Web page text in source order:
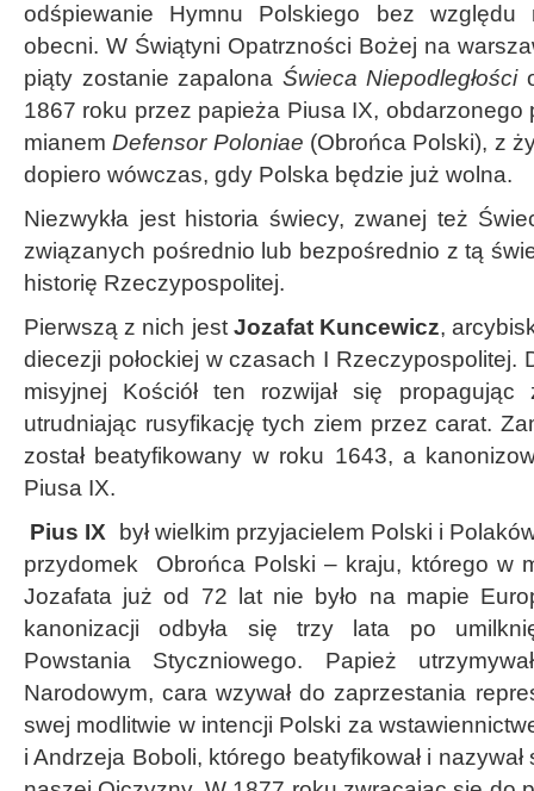
odśpiewanie Hymnu Polskiego bez
obecni. W Świątyni Opatrzności Bożej na
piąty zostanie zapalona Świeca Niepodległości
1867 roku przez papieża Piusa IX,
mianemDefensor Poloniae (Obrońca Polski), z
dopiero wówczas, gdy Polska będzie już wolna.
Niezwykła jest historia świecy, zwanej też
związanych pośrednio lub bezpośrednio z tą
historię Rzeczypospolitej.
Pierwszą z nich jest Jozafat Kuncewicz,
diecezji połockiej w czasach I Rzeczypospolitej.
misyjnej Kościół ten rozwijał się
utrudniając rusyfikację tych ziem przez carat.
został beatyfikowany w roku 1643, a
Piusa IX.
Pius IX
był wielkim przyjacielem Polski i
przydomek Obrońca Polski – kraju, którego w
Jozafata już od 72 lat nie było na mapie
kanonizacji odbyła się trzy lata po
Powstania Styczniowego. Papież
Narodowym, cara wzywał do zaprzestania
swej modlitwie w intencji Polski za
i Andrzeja Boboli, którego beatyfikował i